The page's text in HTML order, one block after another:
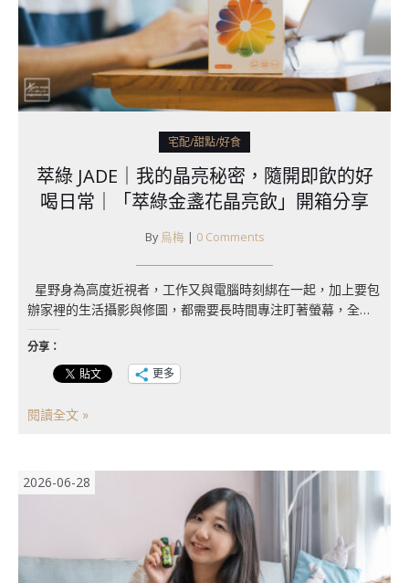
宅配/甜點/好食
萃綠 JADE｜我的晶亮秘密，隨開即飲的好
喝日常｜「萃綠金盞花晶亮飲」開箱分享
By 烏梅 | 0 Comments
星野身為高度近視者，工作又與電腦時刻綁在一起，加上要包
辦家裡的生活攝影與修圖，都需要長時間專注盯著螢幕，全…
分享：
更多
閱讀全文 »
2026-06-28